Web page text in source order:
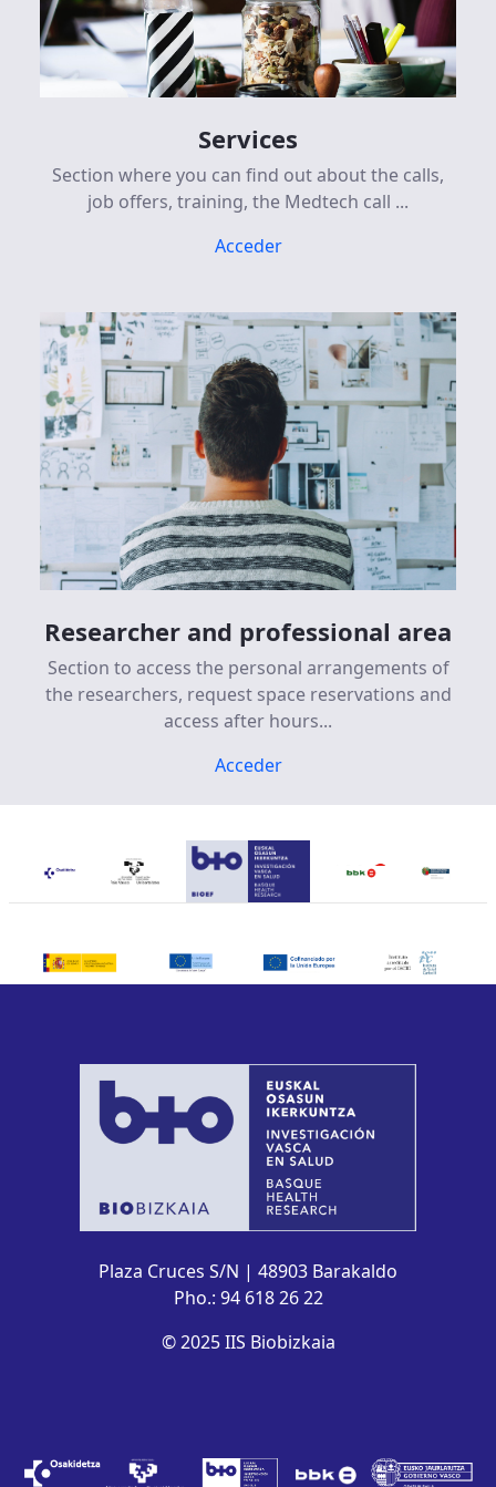
Services
Section where you can find out about the calls,
job offers, training, the Medtech call ...
Acceder
Researcher and professional area
Section to access the personal arrangements of
the researchers, request space reservations and
access after hours...
Acceder
Plaza Cruces S/N | 48903 Barakaldo
Pho.: 94 618 26 22
© 2025 IIS Biobizkaia